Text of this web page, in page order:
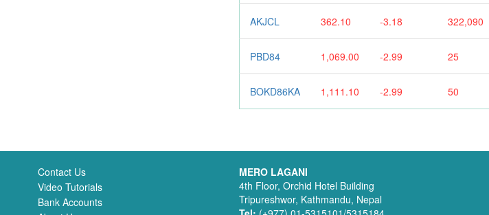
AKJCL 362.10 -3.18 322,090
PBD84 1,069.00 -2.99 25
BOKD86KA 1,111.10 -2.99 50
Contact Us
Video Tutorials
Bank Accounts
MERO LAGANI
4th Floor, Orchid Hotel Building
Tripureshwor, Kathmandu, Nepal